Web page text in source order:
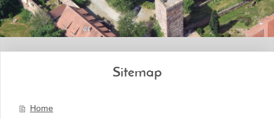
Sitemap
Home